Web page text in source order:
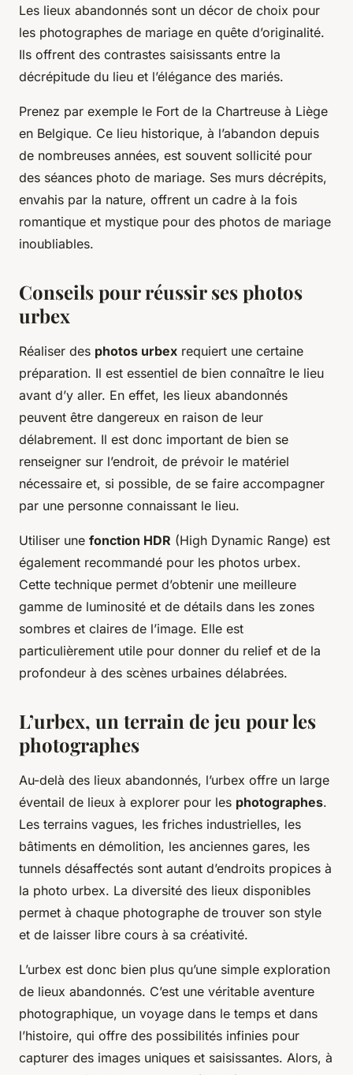
Les lieux abandonnés sont un décor de choix pour
les photographes de mariage en quête d’originalité.
Ils offrent des contrastes saisissants entre la
décrépitude du lieu et l’élégance des mariés.
Prenez par exemple le Fort de la Chartreuse à Liège
en Belgique. Ce lieu historique, à l’abandon depuis
de nombreuses années, est souvent sollicité pour
des séances photo de mariage. Ses murs décrépits,
envahis par la nature, offrent un cadre à la fois
romantique et mystique pour des photos de mariage
inoubliables.
Conseils pour réussir ses photos
urbex
Réaliser des photos urbex requiert une certaine
préparation. Il est essentiel de bien connaître le lieu
avant d’y aller. En effet, les lieux abandonnés
peuvent être dangereux en raison de leur
délabrement. Il est donc important de bien se
renseigner sur l’endroit, de prévoir le matériel
nécessaire et, si possible, de se faire accompagner
par une personne connaissant le lieu.
Utiliser une fonction HDR (High Dynamic Range) est
également recommandé pour les photos urbex.
Cette technique permet d’obtenir une meilleure
gamme de luminosité et de détails dans les zones
sombres et claires de l’image. Elle est
particulièrement utile pour donner du relief et de la
profondeur à des scènes urbaines délabrées.
L’urbex, un terrain de jeu pour les
photographes
Au-delà des lieux abandonnés, l’urbex offre un large
éventail de lieux à explorer pour les photographes.
Les terrains vagues, les friches industrielles, les
bâtiments en démolition, les anciennes gares, les
tunnels désaffectés sont autant d’endroits propices à
la photo urbex. La diversité des lieux disponibles
permet à chaque photographe de trouver son style
et de laisser libre cours à sa créativité.
L’urbex est donc bien plus qu’une simple exploration
de lieux abandonnés. C’est une véritable aventure
photographique, un voyage dans le temps et dans
l’histoire, qui offre des possibilités infinies pour
capturer des images uniques et saisissantes. Alors, à